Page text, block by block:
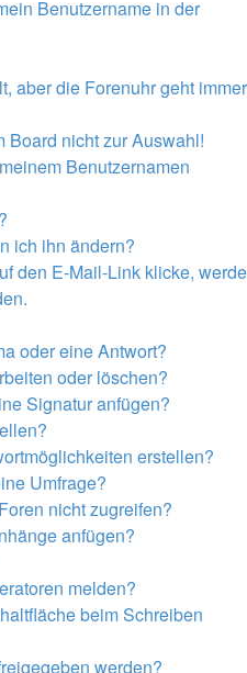
Benutzername in der
aber die Forenuhr geht immer
Board nicht zur Auswahl!
Benutzernamen
ich ihn ändern?
den E-Mail-Link klicke, werde
oder eine Antwort?
oder löschen?
Signatur anfügen?
erstellen?
Umfrage?
nicht zugreifen?
anfügen?
melden?
beim Schreiben
werden?